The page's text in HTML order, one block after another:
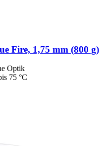
Fire, 1,75 mm (800 g)
Optik
75 °C